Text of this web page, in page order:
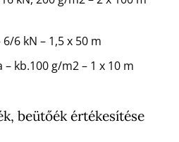
6 kN – 1,5 x 50 m
kb.100 g/m2 – 1 x 10 m
beütőék értékesítése